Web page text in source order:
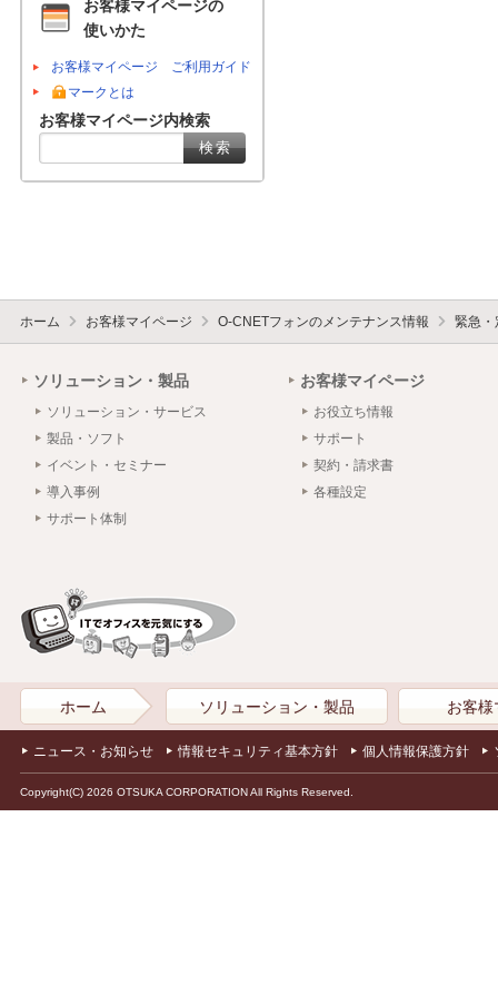
お客様マイページの
使いかた
お客様マイページ ご利用ガイド
マークとは
お客様マイページ内検索
ホーム お客様マイページ O-CNETフォンのメンテナンス情報 緊急・
ソリューション・製品
ソリューション・サービス
製品・ソフト
イベント・セミナー
導入事例
サポート体制
お客様マイページ
お役立ち情報
サポート
契約・請求書
各種設定
ホーム ソリューション・製品 お客様
ニュース・お知らせ 情報セキュリティ基本方針 個人情報保護方針
Copyright(C) 2026 OTSUKA CORPORATION All Rights Reserved.